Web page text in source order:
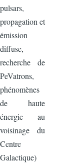
pulsars,
propagation et
émission
diffuse,
recherche de
PeVatrons,
phénomènes
de haute
énergie au
voisinage du
Centre
Galactique)